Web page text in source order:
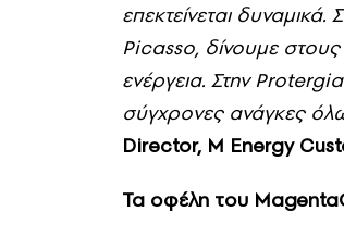
επεκτείνεται
Picasso, δίνουμε στους
ενέργεια. Στην
σύγχρονες ανάγκες
Director, M Energy
Τα οφέλη του